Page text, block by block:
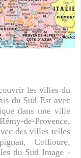
les villes du
du Sud-Est avec
dans une ville
de-Provence,
des villes telles
Collioure,
du Sud Image -